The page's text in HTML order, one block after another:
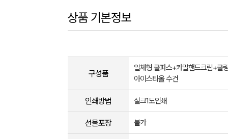
상품 기본정보
구성품
일체형 쿨파스+카밀핸드크림+쿨
아이스타올 수건
인쇄방법 실크1도인쇄
선물포장 불가